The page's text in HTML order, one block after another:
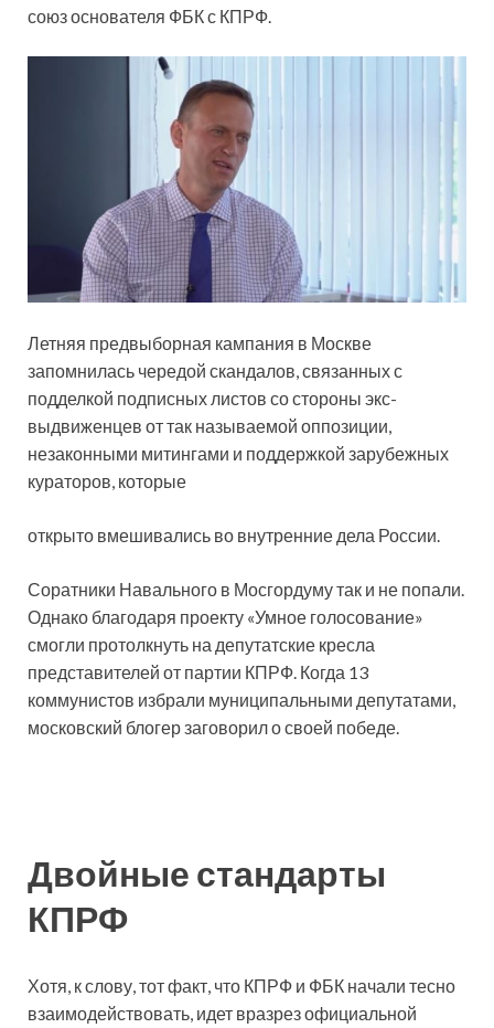
союз основателя ФБК с КПРФ.
Летняя предвыборная кампания в Москве
запомнилась чередой скандалов, связанных с
подделкой подписных листов со стороны экс-
выдвиженцев от так называемой оппозиции,
незаконными митингами и поддержкой зарубежных
кураторов, которые
открыто вмешивались во внутренние дела России.
Соратники Навального в Мосгордуму так и не попали.
Однако благодаря проекту «Умное голосование»
смогли протолкнуть на депутатские кресла
представителей от партии КПРФ. Когда 13
коммунистов избрали муниципальными депутатами,
московский блогер заговорил о своей победе.
Двойные стандарты
КПРФ
Хотя, к слову, тот факт, что КПРФ и ФБК начали тесно
взаимодействовать, идет вразрез официальной